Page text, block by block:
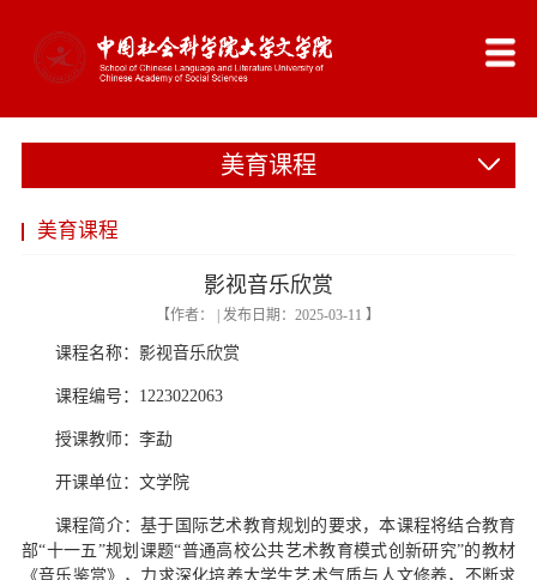
美育课程
美育课程
影视音乐欣赏
【作者： | 发布日期：2025-03-11 】
课程名称：影视音乐欣赏
课程编号： 1223022063
授课教师：李勐
开课单位：文学院
课程简介：基于国际艺术教育规划的要求，本课程将结合教育
部“十一五”规划课题“普通高校公共艺术教育模式创新研究”的教材
《音乐鉴赏》，力求深化培养大学生艺术气质与人文修养，不断求